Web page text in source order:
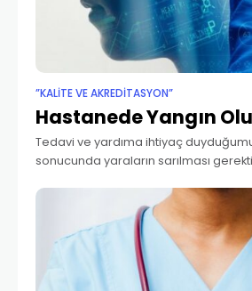
”KALITE VE AKREDITASYON”
Hastanede Yangın
Tedavi ve yardıma ihtiyaç
sonucunda yaraların sarılması
ekibinin benzer bir olumsuz olaya